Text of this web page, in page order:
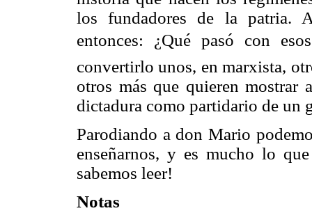
los fundadores de la patria.
entonces: ¿Qué pasó con
convertirlo unos, en marxista,
otros más que quieren
dictadura como partidario de un
Parodiando a don Mario
enseñarnos, y es mucho lo
sabemos leer!
Notas